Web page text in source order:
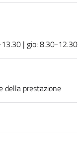
| gio: 8.30-12.30
della prestazione